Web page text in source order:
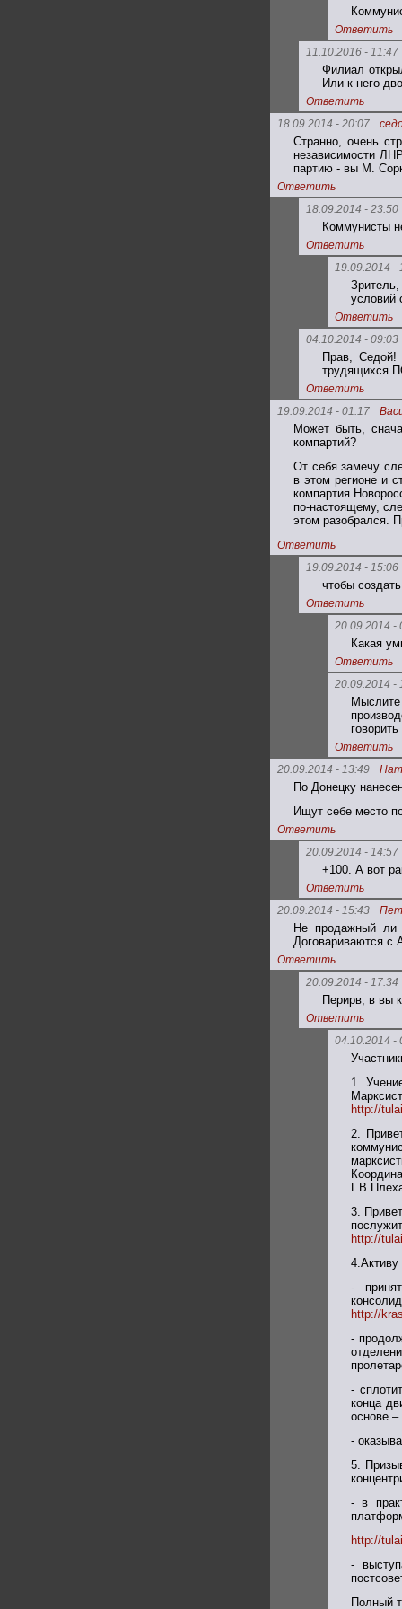
Ответить
11.10.2016 - 11:47
Филиал
Или к него
Ответить
18.09.2014 - 20:07
Странно, очень
независимости
партию - вы М.
Ответить
18.09.2014 - 23:50
Коммунисты
Ответить
19.09.2014 -
условий
Ответить
04.10.2014 - 09:03
Прав, Седой!
трудящихся
Ответить
19.09.2014 - 01:17
Может быть,
компартий?
От себя замечу
в этом регионе и
компартия
по-настоящему,
этом разобрался.
Ответить
19.09.2014 - 15:06
чтобы
Ответить
20.09.2014 -
Какая
Ответить
20.09.2014 -
Ответить
20.09.2014 - 13:49
По Донецку
Ищут себе место
Ответить
20.09.2014 - 14:57
+100. А вот
Ответить
20.09.2014 - 15:43
Не продажный ли
Договариваются с
Ответить
20.09.2014 - 17:34
Перирв, в вы
Ответить
04.10.2014 -
1.
http://
2.
3.
http://
-
http://
-
-
конца
основе –
-
5.
- в
http://
-
Полный